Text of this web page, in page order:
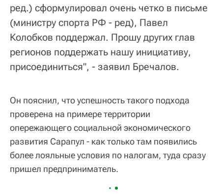
ред.) сформулировал очень четко в письме
(министру спорта РФ - ред), Павел
Колобков поддержал. Прошу других глав
регионов поддержать нашу инициативу,
присоединиться", - заявил Бречалов.
Он пояснил, что успешность такого подхода
проверена на примере территории
опережающего социальной экономического
развития Сарапул - как только там появились
более лояльные условия по налогам, туда сразу
пришел предприниматель.